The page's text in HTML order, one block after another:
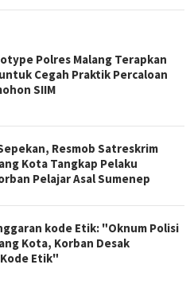
Polres Malang Terapkan
Cegah Praktik Percaloan
SIIM
Resmob Satreskrim
Kota Tangkap Pelaku
Pelajar Asal Sumenep
kode Etik: "Oknum Polisi
Kota, Korban Desak
Etik"